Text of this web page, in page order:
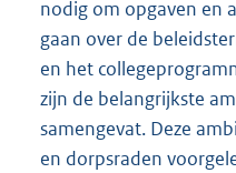
nodig om opgaven en
gaan over de
en het
zijn de belangrijkste
samengevat. Deze
en dorpsraden